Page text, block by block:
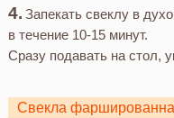
Запекать свеклу в
в течение 10-15 минут.
Сразу подавать на стол,
Свекла